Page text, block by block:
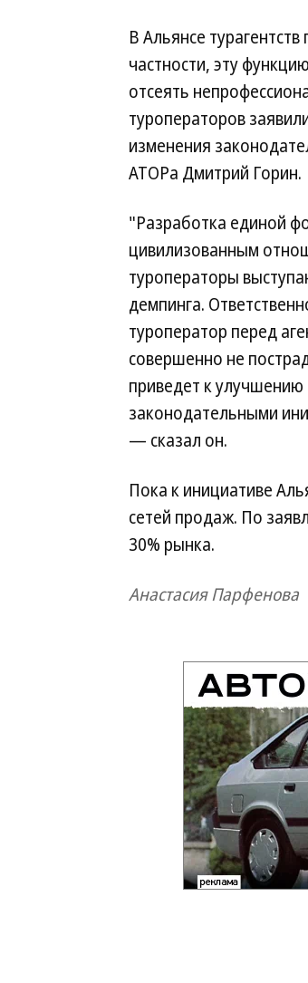
В Альянсе
частности, эту
отсеять
туроператоров
изменения
АТОРа Дмитрий Горин.
"Разработка единой
цивилизованным
туроператоры
демпинга.
туроператор перед
совершенно не
приведет к улучшению
законодательными
— сказал он.
Пока к инициативе
сетей продаж. По
30% рынка.
Анастасия Парфенова